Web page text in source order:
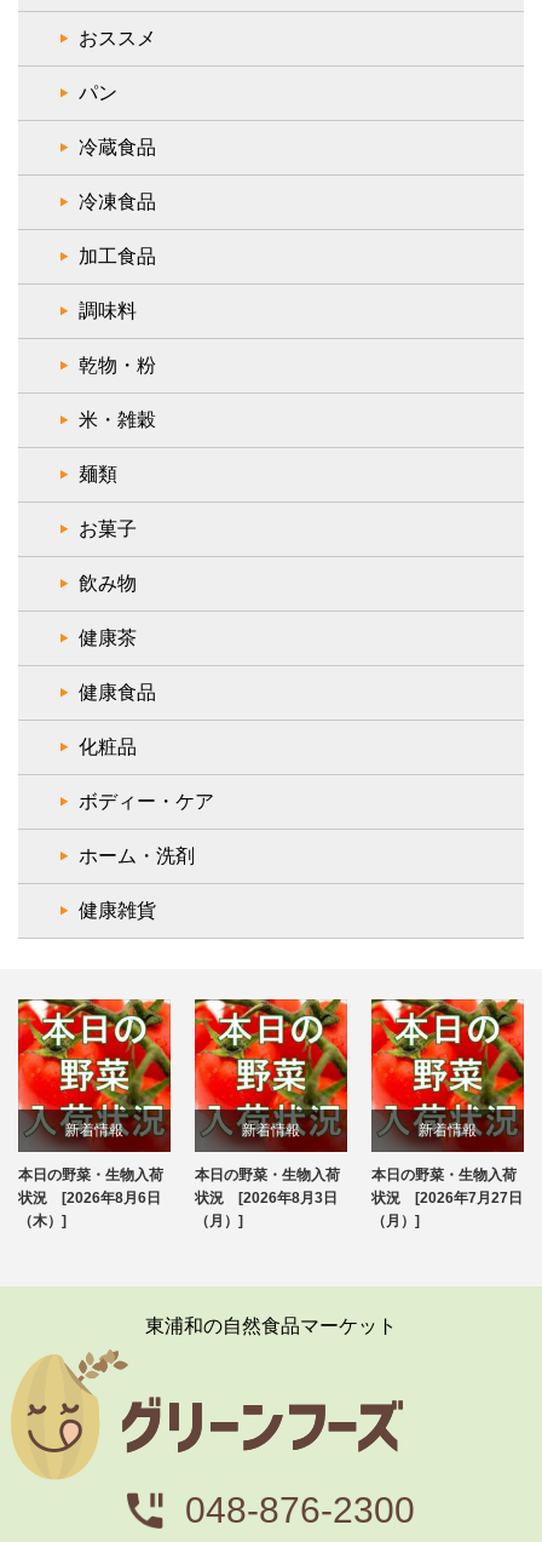
おススメ
パン
冷蔵食品
冷凍食品
加工食品
調味料
乾物・粉
米・雑穀
麺類
お菓子
飲み物
健康茶
健康食品
化粧品
ボディー・ケア
ホーム・洗剤
健康雑貨
新着情報
ブログ
本日の野菜・生物入荷
状況 [2026年8月6日
（木）]
新着情報
ブログ
本日の野菜・生物入荷
状況 [2026年8月3日
（月）]
新着情報
ブログ
本日の野菜・生物入荷
状況 [2026年7月27日
（月）]
東浦和の自然食品マーケット
048-876-2300